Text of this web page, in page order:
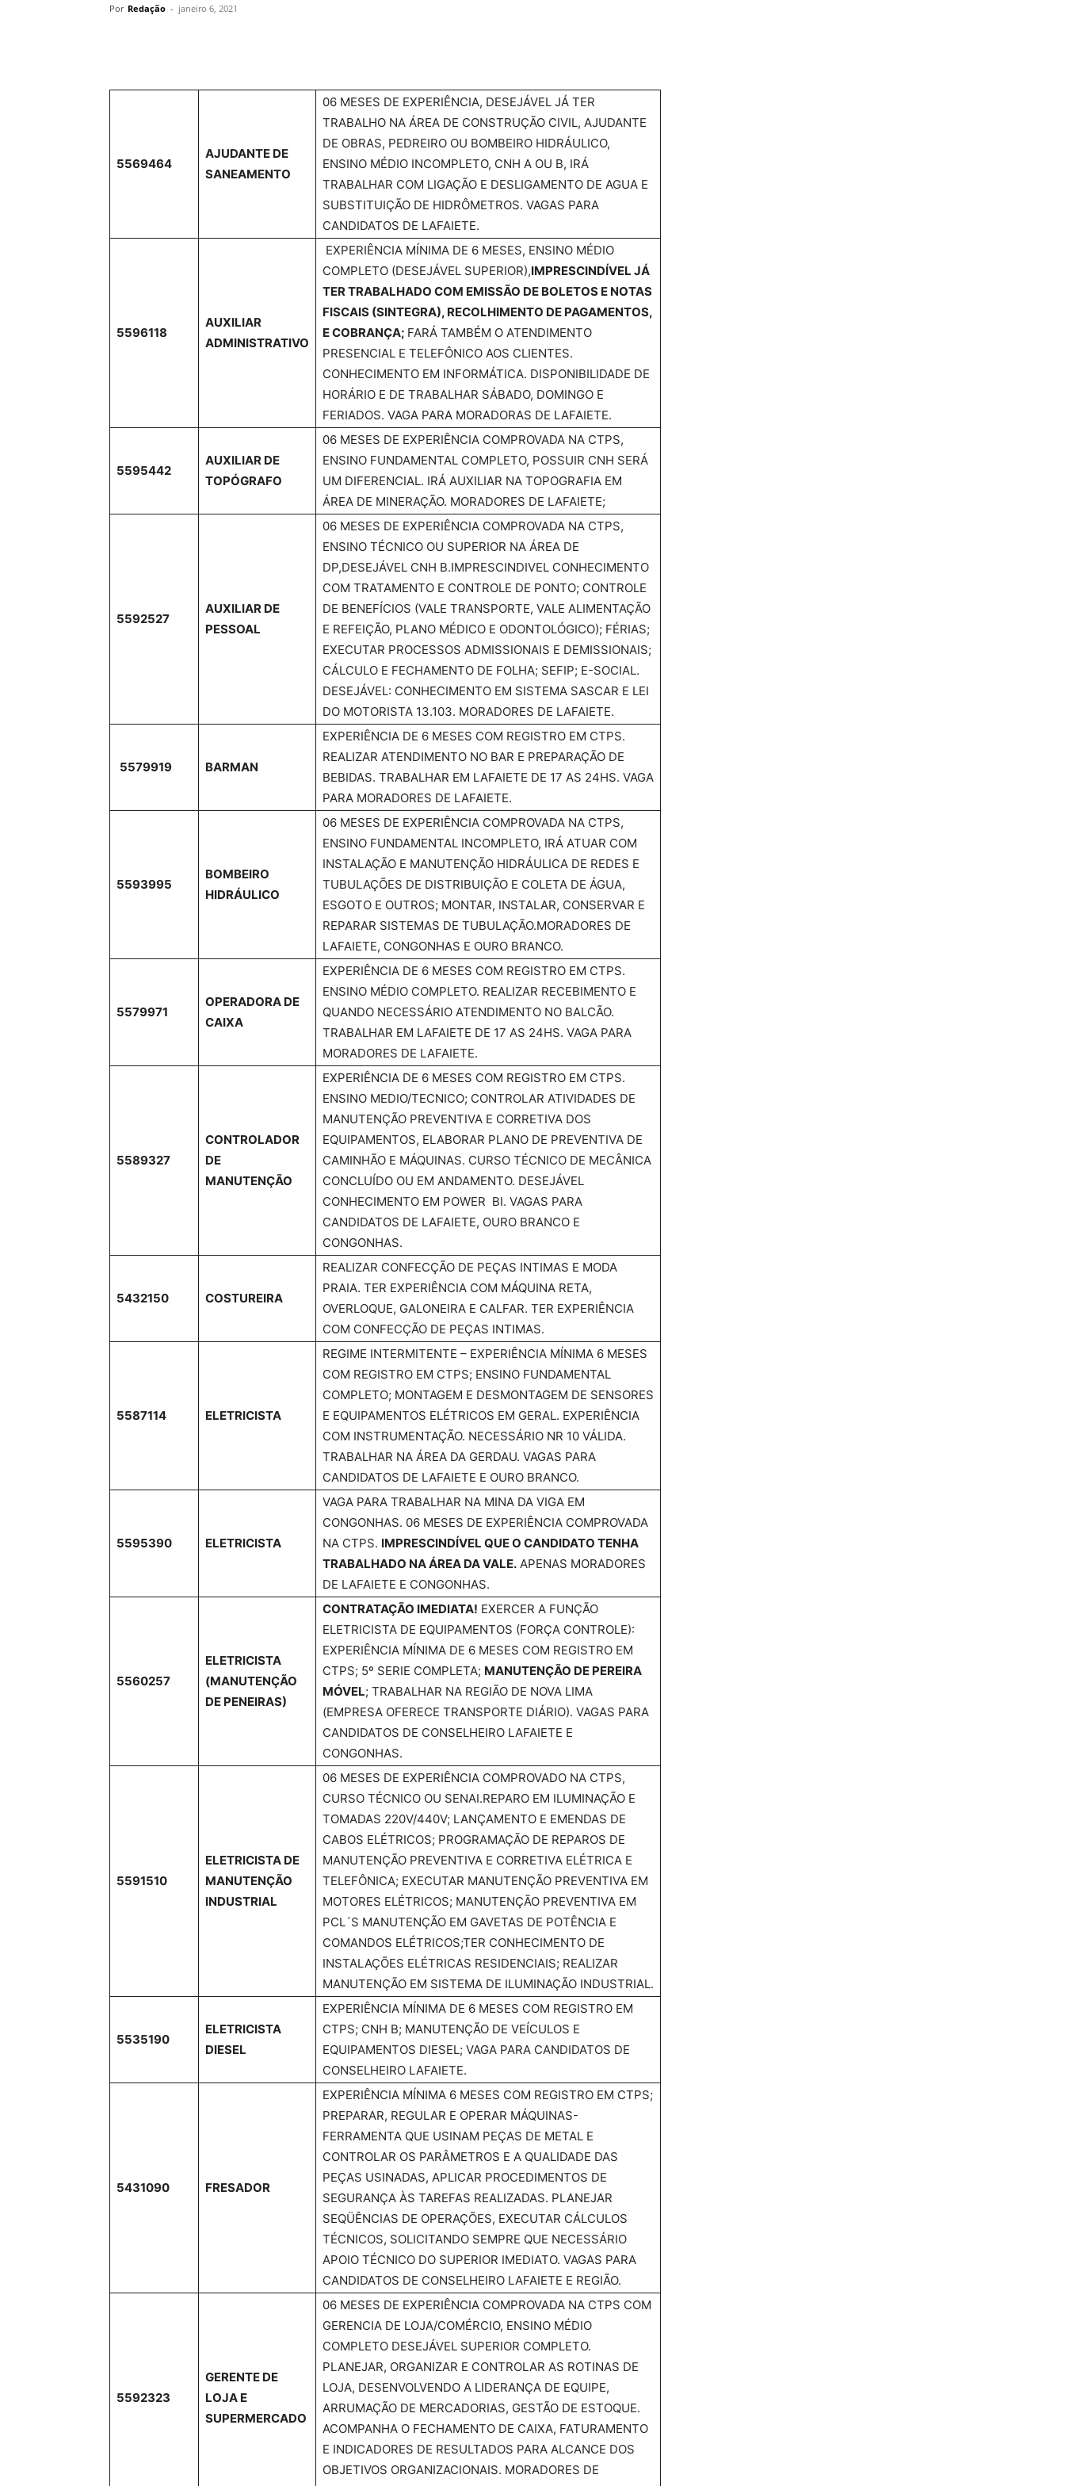
Por Redação - janeiro 6, 2021
5569464
AJUDANTE DE
SANEAMENTO
06 MESES DE EXPERIÊNCIA, DESEJÁVEL JÁ TER
TRABALHO NA ÁREA DE CONSTRUÇÃO CIVIL, AJUDANTE
DE OBRAS, PEDREIRO OU BOMBEIRO HIDRÁULICO,
ENSINO MÉDIO INCOMPLETO, CNH A OU B, IRÁ
TRABALHAR COM LIGAÇÃO E DESLIGAMENTO DE AGUA E
SUBSTITUIÇÃO DE HIDRÔMETROS. VAGAS PARA
CANDIDATOS DE LAFAIETE.
5596118
AUXILIAR
ADMINISTRATIVO
EXPERIÊNCIA MÍNIMA DE 6 MESES, ENSINO MÉDIO
COMPLETO (DESEJÁVEL SUPERIOR),IMPRESCINDÍVEL JÁ
TER TRABALHADO COM EMISSÃO DE BOLETOS E NOTAS
FISCAIS (SINTEGRA), RECOLHIMENTO DE PAGAMENTOS,
E COBRANÇA; FARÁ TAMBÉM O ATENDIMENTO
PRESENCIAL E TELEFÔNICO AOS CLIENTES.
CONHECIMENTO EM INFORMÁTICA. DISPONIBILIDADE DE
HORÁRIO E DE TRABALHAR SÁBADO, DOMINGO E
FERIADOS. VAGA PARA MORADORAS DE LAFAIETE.
5595442
AUXILIAR DE
TOPÓGRAFO
06 MESES DE EXPERIÊNCIA COMPROVADA NA CTPS,
ENSINO FUNDAMENTAL COMPLETO, POSSUIR CNH SERÁ
UM DIFERENCIAL. IRÁ AUXILIAR NA TOPOGRAFIA EM
ÁREA DE MINERAÇÃO. MORADORES DE LAFAIETE;
5592527
AUXILIAR DE
PESSOAL
06 MESES DE EXPERIÊNCIA COMPROVADA NA CTPS,
ENSINO TÉCNICO OU SUPERIOR NA ÁREA DE
DP,DESEJÁVEL CNH B.IMPRESCINDIVEL CONHECIMENTO
COM TRATAMENTO E CONTROLE DE PONTO; CONTROLE
DE BENEFÍCIOS (VALE TRANSPORTE, VALE ALIMENTAÇÃO
E REFEIÇÃO, PLANO MÉDICO E ODONTOLÓGICO); FÉRIAS;
EXECUTAR PROCESSOS ADMISSIONAIS E DEMISSIONAIS;
CÁLCULO E FECHAMENTO DE FOLHA; SEFIP; E-SOCIAL.
DESEJÁVEL: CONHECIMENTO EM SISTEMA SASCAR E LEI
DO MOTORISTA 13.103. MORADORES DE LAFAIETE.
5579919 BARMAN
EXPERIÊNCIA DE 6 MESES COM REGISTRO EM CTPS.
REALIZAR ATENDIMENTO NO BAR E PREPARAÇÃO DE
BEBIDAS. TRABALHAR EM LAFAIETE DE 17 AS 24HS. VAGA
PARA MORADORES DE LAFAIETE.
5593995
BOMBEIRO
HIDRÁULICO
06 MESES DE EXPERIÊNCIA COMPROVADA NA CTPS,
ENSINO FUNDAMENTAL INCOMPLETO, IRÁ ATUAR COM
INSTALAÇÃO E MANUTENÇÃO HIDRÁULICA DE REDES E
TUBULAÇÕES DE DISTRIBUIÇÃO E COLETA DE ÁGUA,
ESGOTO E OUTROS; MONTAR, INSTALAR, CONSERVAR E
REPARAR SISTEMAS DE TUBULAÇÃO.MORADORES DE
LAFAIETE, CONGONHAS E OURO BRANCO.
5579971
OPERADORA DE
CAIXA
EXPERIÊNCIA DE 6 MESES COM REGISTRO EM CTPS.
ENSINO MÉDIO COMPLETO. REALIZAR RECEBIMENTO E
QUANDO NECESSÁRIO ATENDIMENTO NO BALCÃO.
TRABALHAR EM LAFAIETE DE 17 AS 24HS. VAGA PARA
MORADORES DE LAFAIETE.
5589327
CONTROLADOR
DE
MANUTENÇÃO
EXPERIÊNCIA DE 6 MESES COM REGISTRO EM CTPS.
ENSINO MEDIO/TECNICO; CONTROLAR ATIVIDADES DE
MANUTENÇÃO PREVENTIVA E CORRETIVA DOS
EQUIPAMENTOS, ELABORAR PLANO DE PREVENTIVA DE
CAMINHÃO E MÁQUINAS. CURSO TÉCNICO DE MECÂNICA
CONCLUÍDO OU EM ANDAMENTO. DESEJÁVEL
CONHECIMENTO EM POWER BI. VAGAS PARA
CANDIDATOS DE LAFAIETE, OURO BRANCO E
CONGONHAS.
5432150 COSTUREIRA
REALIZAR CONFECÇÃO DE PEÇAS INTIMAS E MODA
PRAIA. TER EXPERIÊNCIA COM MÁQUINA RETA,
OVERLOQUE, GALONEIRA E CALFAR. TER EXPERIÊNCIA
COM CONFECÇÃO DE PEÇAS INTIMAS.
5587114 ELETRICISTA
REGIME INTERMITENTE – EXPERIÊNCIA MÍNIMA 6 MESES
COM REGISTRO EM CTPS; ENSINO FUNDAMENTAL
COMPLETO; MONTAGEM E DESMONTAGEM DE SENSORES
E EQUIPAMENTOS ELÉTRICOS EM GERAL. EXPERIÊNCIA
COM INSTRUMENTAÇÃO. NECESSÁRIO NR 10 VÁLIDA.
TRABALHAR NA ÁREA DA GERDAU. VAGAS PARA
CANDIDATOS DE LAFAIETE E OURO BRANCO.
5595390 ELETRICISTA
VAGA PARA TRABALHAR NA MINA DA VIGA EM
CONGONHAS. 06 MESES DE EXPERIÊNCIA COMPROVADA
NA CTPS. IMPRESCINDÍVEL QUE O CANDIDATO TENHA
TRABALHADO NA ÁREA DA VALE. APENAS MORADORES
DE LAFAIETE E CONGONHAS.
5560257
ELETRICISTA
(MANUTENÇÃO
DE PENEIRAS)
CONTRATAÇÃO IMEDIATA! EXERCER A FUNÇÃO
ELETRICISTA DE EQUIPAMENTOS (FORÇA CONTROLE):
EXPERIÊNCIA MÍNIMA DE 6 MESES COM REGISTRO EM
CTPS; 5º SERIE COMPLETA; MANUTENÇÃO DE PEREIRA
MÓVEL; TRABALHAR NA REGIÃO DE NOVA LIMA
(EMPRESA OFERECE TRANSPORTE DIÁRIO). VAGAS PARA
CANDIDATOS DE CONSELHEIRO LAFAIETE E
CONGONHAS.
5591510
ELETRICISTA DE
MANUTENÇÃO
INDUSTRIAL
06 MESES DE EXPERIÊNCIA COMPROVADO NA CTPS,
CURSO TÉCNICO OU SENAI.REPARO EM ILUMINAÇÃO E
TOMADAS 220V/440V; LANÇAMENTO E EMENDAS DE
CABOS ELÉTRICOS; PROGRAMAÇÃO DE REPAROS DE
MANUTENÇÃO PREVENTIVA E CORRETIVA ELÉTRICA E
TELEFÔNICA; EXECUTAR MANUTENÇÃO PREVENTIVA EM
MOTORES ELÉTRICOS; MANUTENÇÃO PREVENTIVA EM
PCL´S MANUTENÇÃO EM GAVETAS DE POTÊNCIA E
COMANDOS ELÉTRICOS;TER CONHECIMENTO DE
INSTALAÇÕES ELÉTRICAS RESIDENCIAIS; REALIZAR
MANUTENÇÃO EM SISTEMA DE ILUMINAÇÃO INDUSTRIAL.
5535190
ELETRICISTA
DIESEL
EXPERIÊNCIA MÍNIMA DE 6 MESES COM REGISTRO EM
CTPS; CNH B; MANUTENÇÃO DE VEÍCULOS E
EQUIPAMENTOS DIESEL; VAGA PARA CANDIDATOS DE
CONSELHEIRO LAFAIETE.
5431090 FRESADOR
EXPERIÊNCIA MÍNIMA 6 MESES COM REGISTRO EM CTPS;
PREPARAR, REGULAR E OPERAR MÁQUINAS-
FERRAMENTA QUE USINAM PEÇAS DE METAL E
CONTROLAR OS PARÂMETROS E A QUALIDADE DAS
PEÇAS USINADAS, APLICAR PROCEDIMENTOS DE
SEGURANÇA ÀS TAREFAS REALIZADAS. PLANEJAR
SEQÜÊNCIAS DE OPERAÇÕES, EXECUTAR CÁLCULOS
TÉCNICOS, SOLICITANDO SEMPRE QUE NECESSÁRIO
APOIO TÉCNICO DO SUPERIOR IMEDIATO. VAGAS PARA
CANDIDATOS DE CONSELHEIRO LAFAIETE E REGIÃO.
5592323
GERENTE DE
LOJA E
SUPERMERCADO
06 MESES DE EXPERIÊNCIA COMPROVADA NA CTPS COM
GERENCIA DE LOJA/COMÉRCIO, ENSINO MÉDIO
COMPLETO DESEJÁVEL SUPERIOR COMPLETO.
PLANEJAR, ORGANIZAR E CONTROLAR AS ROTINAS DE
LOJA, DESENVOLVENDO A LIDERANÇA DE EQUIPE,
ARRUMAÇÃO DE MERCADORIAS, GESTÃO DE ESTOQUE.
ACOMPANHA O FECHAMENTO DE CAIXA, FATURAMENTO
E INDICADORES DE RESULTADOS PARA ALCANCE DOS
OBJETIVOS ORGANIZACIONAIS. MORADORES DE